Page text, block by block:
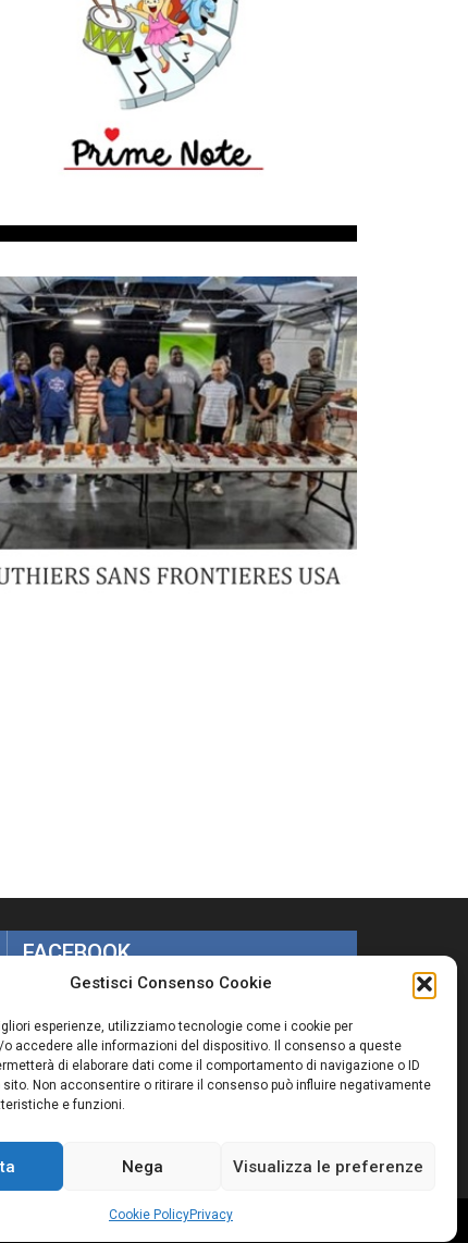
Gestisci Consenso Cookie
esperienze, utilizziamo tecnologie come i cookie per
accedere alle informazioni del dispositivo. Il consenso a queste
di elaborare dati come il comportamento di navigazione o ID
Non acconsentire o ritirare il consenso può influire negativamente
e funzioni.
Nega Visualizza le preferenze
Cookie PolicyPrivacy
FACEBOOK